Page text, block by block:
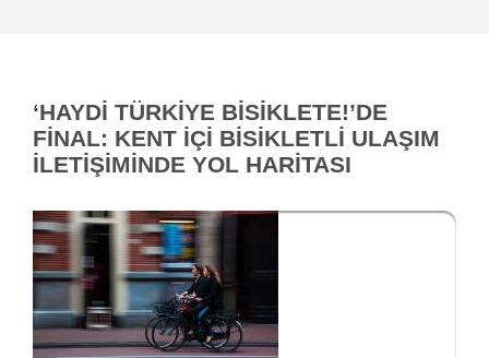
‘HAYDİ TÜRKİYE BİSİKLETE!’DE
FİNAL: KENT İÇİ BİSİKLETLİ ULAŞIM
İLETİŞİMİNDE YOL HARİTASI